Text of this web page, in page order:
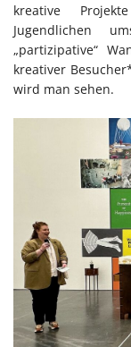
kreative
Jugendlichen
„partizipative“
kreativer
wird man sehen.